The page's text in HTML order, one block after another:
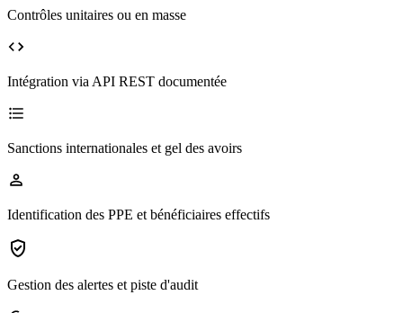
Contrôles unitaires ou en masse
Intégration via API REST documentée
Sanctions internationales et gel des avoirs
Identification des PPE et bénéficiaires effectifs
Gestion des alertes et piste d'audit